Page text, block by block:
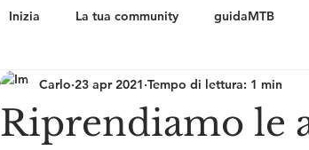
Inizia La tua community guidaMTB
Riprendiamo le
Carlo 23 apr 2021 Tempo di lettura: 1 min